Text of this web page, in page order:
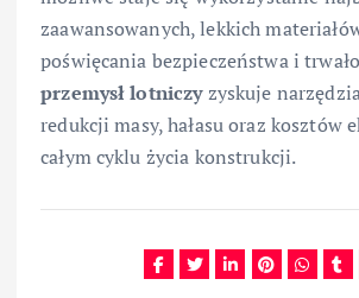
zaawansowanych, lekkich
poświęcania bezpieczeństwa i
przemysł lotniczyzyskuje
redukcji masy, hałasu oraz kosztów
całym cyklu życia konstrukcji.